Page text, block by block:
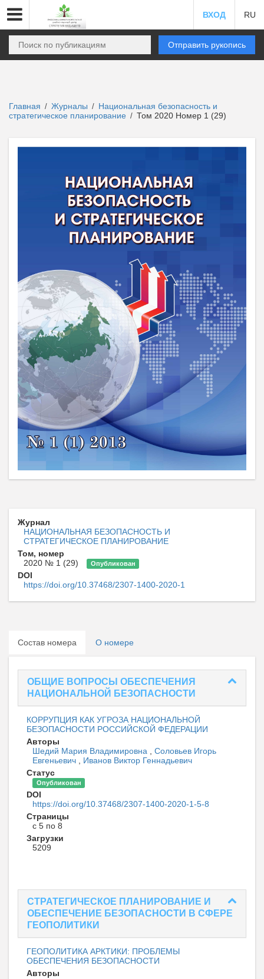
ВХОД RU
Отправить рукопись
Главная / Журналы / Национальная безопасность и
стратегическое планирование / Том 2020 Номер 1 (29)
Журнал
НАЦИОНАЛЬНАЯ БЕЗОПАСНОСТЬ И
СТРАТЕГИЧЕСКОЕ ПЛАНИРОВАНИЕ
Том, номер
2020 № 1 (29)
Опубликован
DOI
https://doi.org/10.37468/2307-1400-2020-1
Состав номера О номере
ОБЩИЕ ВОПРОСЫ ОБЕСПЕЧЕНИЯ
НАЦИОНАЛЬНОЙ БЕЗОПАСНОСТИ
КОРРУПЦИЯ КАК УГРОЗА НАЦИОНАЛЬНОЙ
БЕЗОПАСНОСТИ РОССИЙСКОЙ ФЕДЕРАЦИИ
Авторы
Шедий Мария Владимировна
Соловьев Игорь
Евгеньевич
Иванов Виктор Геннадьевич
Статус
Опубликован
DOI
https://doi.org/10.37468/2307-1400-2020-1-5-8
Страницы
с 5 по 8
Загрузки
5209
СТРАТЕГИЧЕСКОЕ ПЛАНИРОВАНИЕ И
ОБЕСПЕЧЕНИЕ БЕЗОПАСНОСТИ В СФЕРЕ
ГЕОПОЛИТИКИ
ГЕОПОЛИТИКА АРКТИКИ: ПРОБЛЕМЫ
ОБЕСПЕЧЕНИЯ БЕЗОПАСНОСТИ
Авторы